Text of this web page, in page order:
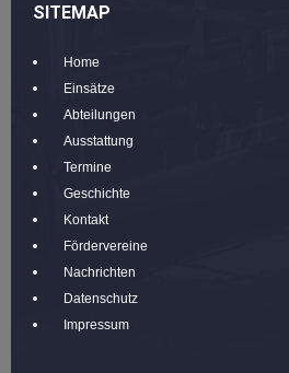
SITEMAP
Home
Einsätze
Abteilungen
Ausstattung
Termine
Geschichte
Kontakt
Fördervereine
Nachrichten
Datenschutz
Impressum